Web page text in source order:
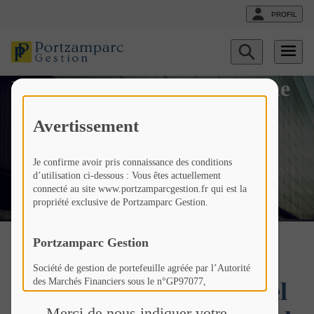
PROFIL
Afficher
le
formulaire
recherche
Avertissement
Je confirme avoir pris connaissance des conditions
d’utilisation ci-dessous : Vous êtes actuellement
connecté au site www.portzamparcgestion.fr qui est la
propriété exclusive de Portzamparc Gestion.
Portzamparc Gestion
Société de gestion de portefeuille agréée par l’Autorité
des Marchés Financiers sous le n°GP97077,
Société Anonyme à Conseil d’Administration au capital
de 307 846 €,
Podcast Horizon Durable :
Dans cet épisode, Clémentine
DE BUTLER reçoit Jim
Dirigeant Le Pavé
actualités
Podcast Horizon
Découvrez dans ce nouvel